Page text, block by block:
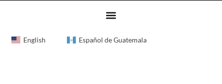
English Español de Guatemala